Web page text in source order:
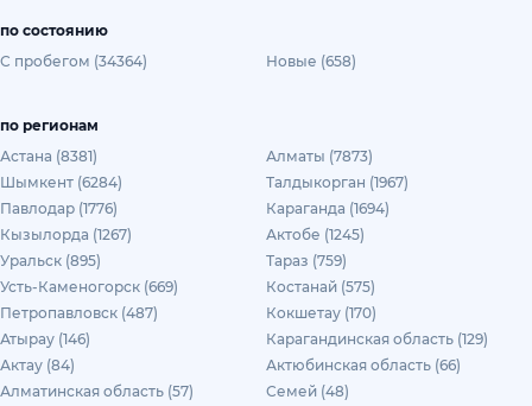
по состоянию
С пробегом (34364)
Новые (658)
по регионам
Астана (8381)
Алматы (7873)
Шымкент (6284)
Талдыкорган (1967)
Павлодар (1776)
Караганда (1694)
Кызылорда (1267)
Актобе (1245)
Уральск (895)
Тараз (759)
Усть-Каменогорск (669)
Костанай (575)
Петропавловск (487)
Кокшетау (170)
Атырау (146)
Карагандинская область (129)
Актау (84)
Актюбинская область (66)
Алматинская область (57)
Семей (48)